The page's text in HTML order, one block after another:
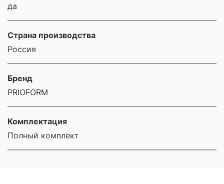
да
Страна производства
Россия
Бренд
PRIOFORM
Комплектация
Полный комплект